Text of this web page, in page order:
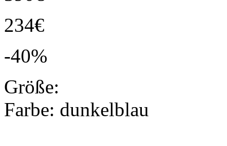
234€
-40%
Größe:
Farbe: dunkelblau